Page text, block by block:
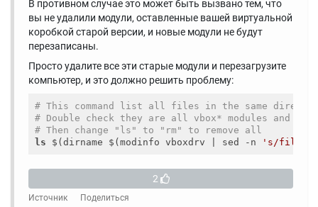
В противном случае это может быть вызвано тем, что
вы не удалили модули, оставленные вашей виртуальной
коробкой старой версии, и новые модули не будут
перезаписаны.
Просто удалите все эти старые модули и перезагрузите
компьютер, и это должно решить проблему:
# This command list all files in the same
# Double check they are all vbox* modules and are
# Then change "ls" to "rm" to remove all
ls $(dirname $(modinfo vboxdrv | sed -n 's/
2
Источник
Поделиться